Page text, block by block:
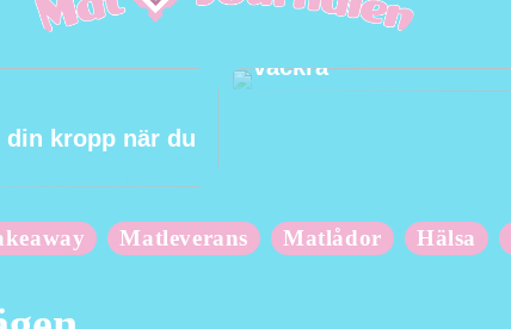
din kropp när du
vackra
Matleverans Matlådor Hälsa